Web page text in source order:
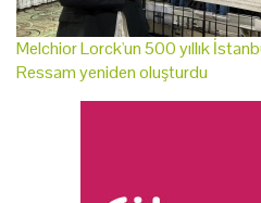
Melchior Lorck'un 500 yıllık
Ressam yeniden oluşturdu